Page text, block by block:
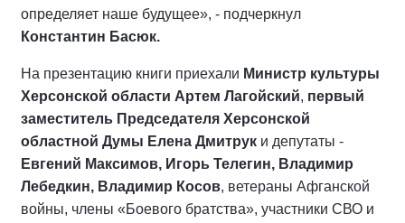
определяет наше будущее», - подчеркнул
Константин Басюк.
На презентацию книги приехали Министр культуры
Херсонской области Артем Лагойский, первый
заместитель Председателя Херсонской
областной Думы Елена Дмитрук и депутаты -
Евгений Максимов, Игорь Телегин, Владимир
Лебедкин, Владимир Косов, ветераны Афганской
войны, члены «Боевого братства», участники СВО и